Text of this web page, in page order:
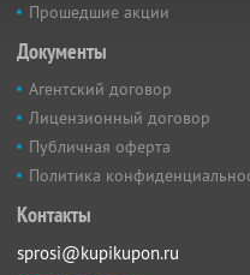
Прошедшие акции
Документы
Агентский договор
Лицензионный договор
Публичная оферта
Политика
Контакты
sprosi@kupikupon.ru